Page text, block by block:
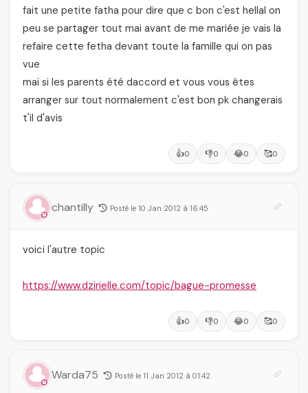
fait une petite fatha pour dire que c bon c'est hellal on
peu se partager tout mai avant de me mariée je vais la
refaire cette fetha devant toute la famille qui on pas
vue
mai si les parents été daccord et vous vous êtes
arranger sur tout normalement c'est bon pk changerais
t'il d'avis
👍0 👎0 😂0 🥰0
chantilly Posté le 10 Jan 2012 à 16:45
voici l'autre topic
https://www.dzirielle.com/topic/bague-promesse
👍0 👎0 😂0 🥰0
Warda75 Posté le 11 Jan 2012 à 01:42